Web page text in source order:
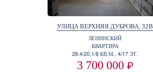
УЛИЦА ВЕРХНЯЯ ДУБРОВА, 32В
ЛЕНИНСКИЙ
КВАРТИРА
28.4/20,1/8 КВ.М., 4/17 ЭТ.
3 700 000 ₽